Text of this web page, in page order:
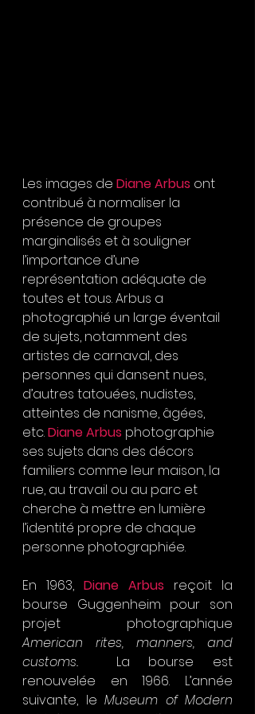
Les images de Diane Arbus ont
contribué à normaliser la
présence de groupes
marginalisés et à souligner
l’importance d’une
représentation adéquate de
toutes et tous. Arbus a
photographié un large éventail
de sujets, notamment des
artistes de carnaval, des
personnes qui dansent nues,
d’autres tatouées, nudistes,
atteintes de nanisme, âgées,
etc. Diane Arbus photographie
ses sujets dans des décors
familiers comme leur maison, la
rue, au travail ou au parc et
cherche à mettre en lumière
l’identité propre de chaque
personne photographiée.
En 1963, Diane Arbus reçoit la
bourse Guggenheim pour son
American rites, manners, and
customs..  La bourse est
renouvelée en 1966. L’année
suivante, le Museum of Modern